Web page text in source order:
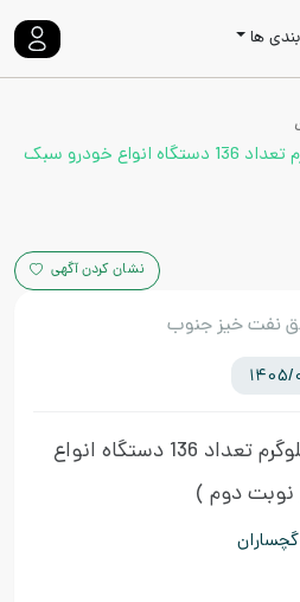
ها
مقدار حدود 302375 کیلوگرم تعداد 136 دستگاه انواع خودرو سبک
نشان کردن آگهی
نفت خیز جنوب
مقدار حدود 302375 کیلوگرم تعداد 136 دستگاه انواع
نوبت دوم )